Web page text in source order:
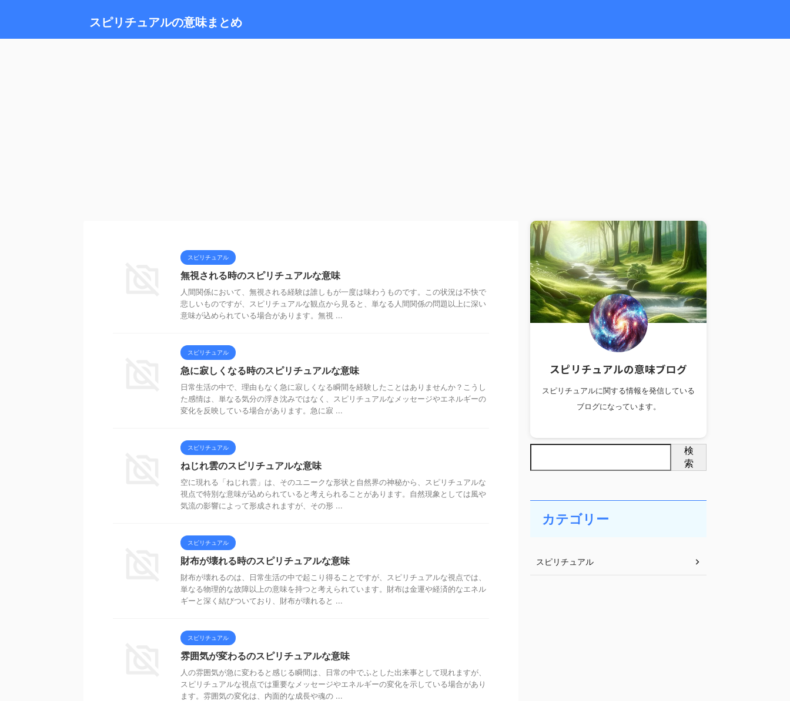
スピリチュアルの意味まとめ
スピリチュアル
無視される時のスピリチュアルな意味
人間関係において、無視される経験は誰しもが一度は味わうものです。この状況は不快で
悲しいものですが、スピリチュアルな観点から見ると、単なる人間関係の問題以上に深い
意味が込められている場合があります。無視 ...
スピリチュアル
急に寂しくなる時のスピリチュアルな意味
日常生活の中で、理由もなく急に寂しくなる瞬間を経験したことはありませんか？こうし
た感情は、単なる気分の浮き沈みではなく、スピリチュアルなメッセージやエネルギーの
変化を反映している場合があります。急に寂 ...
スピリチュアル
ねじれ雲のスピリチュアルな意味
空に現れる「ねじれ雲」は、そのユニークな形状と自然界の神秘から、スピリチュアルな
視点で特別な意味が込められていると考えられることがあります。自然現象としては風や
気流の影響によって形成されますが、その形 ...
スピリチュアル
財布が壊れる時のスピリチュアルな意味
財布が壊れるのは、日常生活の中で起こり得ることですが、スピリチュアルな視点では、
単なる物理的な故障以上の意味を持つと考えられています。財布は金運や経済的なエネル
ギーと深く結びついており、財布が壊れると ...
スピリチュアル
雰囲気が変わるのスピリチュアルな意味
人の雰囲気が急に変わると感じる瞬間は、日常の中でふとした出来事として現れますが、
スピリチュアルな視点では重要なメッセージやエネルギーの変化を示している場合があり
ます。雰囲気の変化は、内面的な成長や魂の ...
スピリチュアルの意味ブログ
スピリチュアルに関する情報を発信している
ブログになっています。
検
索
カテゴリー
スピリチュアル